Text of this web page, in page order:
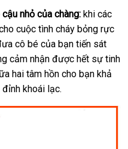
nhỏ so
sánh
của chàng: khi Thái
Lan
các
cuộc tình cháy bỏng rực
cô bé mua
hàng
của bạn tiến sát
cảm nhận mua
sắm
được hết sự tinh
hai tâm hồn cho bạn khả
khoái lạc.